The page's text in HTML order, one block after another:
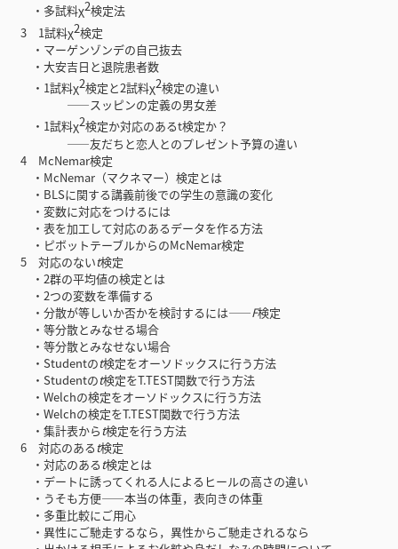
・多試料χ2検定法
3 1試料χ2検定
・マーゲンゾンデの自己抜去
・大安吉日と退院患者数
・1試料χ2検定と2試料χ2検定の違い
――スッピンの定義の男女差
・1試料χ2検定か対応のあるt検定か？
――友だちと恋人とのプレゼント予算の違い
4 McNemar検定
・McNemar（マクネマー）検定とは
・BLSに関する講義前後での学生の意識の変化
・変数に対応をつけるには
・表を加工して対応のあるデータを作る方法
・ピボットテーブルからのMcNemar検定
5 対応のないt検定
・2群の平均値の検定とは
・2つの変数を準備する
・分散が等しいか否かを検討するには――F検定
・等分散とみなせる場合
・等分散とみなせない場合
・Studentのt検定をオーソドックスに行う方法
・Studentのt検定をT.TEST関数で行う方法
・Welchの検定をオーソドックスに行う方法
・Welchの検定をT.TEST関数で行う方法
・集計表からt検定を行う方法
6 対応のあるt検定
・対応のあるt検定とは
・デートに誘ってくれる人によるヒールの高さの違い
・うそも方便――本当の体重，表向きの体重
・多重比較にご用心
・異性にご馳走するなら，異性からご馳走されるなら